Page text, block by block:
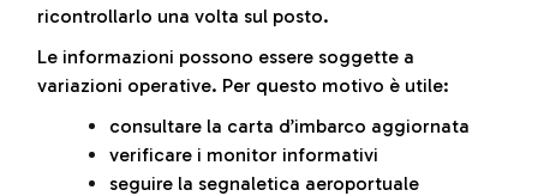
ricontrollarlo una volta sul posto.
Le informazioni possono essere soggette a
variazioni operative. Per questo motivo è utile:
consultare la carta d’imbarco aggiornata
verificare i monitor informativi
seguire la segnaletica aeroportuale